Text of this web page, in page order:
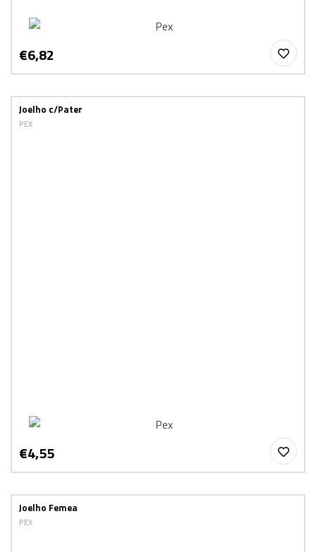
€6,82
Joelho c/Pater
PEX
€4,55
Joelho Femea
PEX